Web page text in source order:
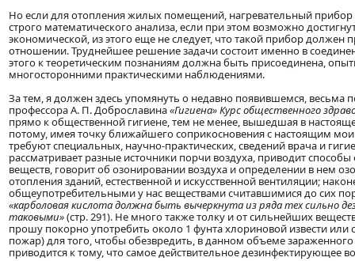
Но если для отопления жилых помещений, нагревательный
строго математического анализа, если при этом возможно
экономической, из этого еще не следует, что такой прибор должен
отношении. Труднейшее решение задачи состоит именно в
этого к теоретическим познаниям должна быть присоединена,
многосторонними практическими наблюдениями.
За тем, я должен здесь упомянуть о недавно появившемся, весьма
профессора А. П. Доброславина«Гигиена» Курс общественного
прямо к общественной гигиене, тем не менее, вышедшая в
потому, имея точку ближайшего соприкосновения с настоящим
требуют специальных, научно-практических, сведений врача и
рассматривает разные источники порчи воздуха, приводит
веществ, говорит об озонировании воздуха и определении в нем
отопления зданий, естественной и искусственной вентиляции;
общеупотребительными у нас веществами считавшимися до сих
«карболовая кислота должна быть вычеркнута из ряда тех
таковыми»(стр. 291). Не много также толку и от сильнейших
прошу покорно употребить около 1 фунта хлориновой извести или
пожар) для того, чтобы обезвредить, в данном объеме
приводится к тому, что самое действительное дезинфектирующее